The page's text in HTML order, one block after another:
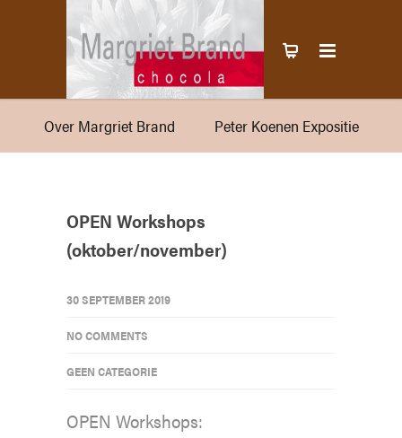
Over Margriet Brand Peter Koenen Expositie
OPEN Workshops
(oktober/november)
30 SEPTEMBER 2019
NO COMMENTS
GEEN CATEGORIE
OPEN Workshops: